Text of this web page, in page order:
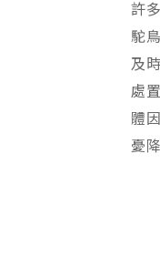
許
駝
及
處
體
憂